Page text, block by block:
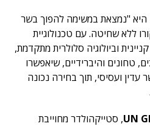
"נמצאת במשימה להפוך בשר
ללא שחיטה. עם טכנולוגיית
וביולוגיה סלולרית מתקדמת,
טחונים והיברידיים, שיאפשרו
ועסיסי, תוך בחירה נכונה
UN, סטייקהולדר מחוייבת